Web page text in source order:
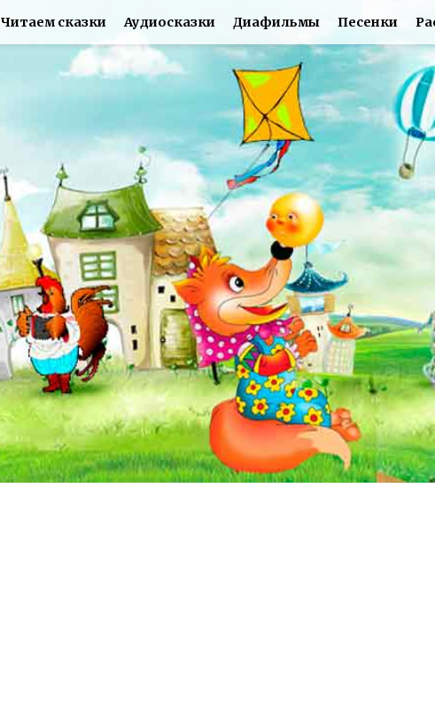
Читаем сказки Аудиосказки Диафильмы Песенки